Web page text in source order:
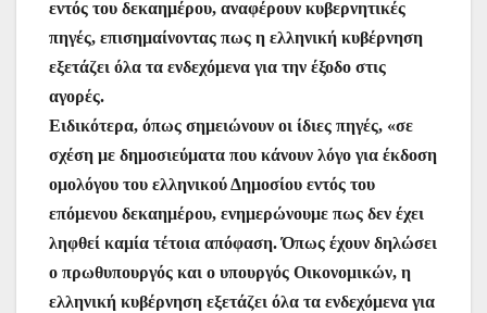
εντός του δεκαημέρου, αναφέρουν κυβερνητικές
πηγές, επισημαίνοντας πως η ελληνική κυβέρνηση
εξετάζει όλα τα ενδεχόμενα για την έξοδο στις
αγορές.
Ειδικότερα, όπως σημειώνουν οι ίδιες πηγές, «σε
σχέση με δημοσιεύματα που κάνουν λόγο για έκδοση
ομολόγου του ελληνικού Δημοσίου εντός του
επόμενου δεκαημέρου, ενημερώνουμε πως δεν έχει
ληφθεί καμία τέτοια απόφαση. Όπως έχουν δηλώσει
ο πρωθυπουργός και ο υπουργός Οικονομικών, η
ελληνική κυβέρνηση εξετάζει όλα τα ενδεχόμενα για